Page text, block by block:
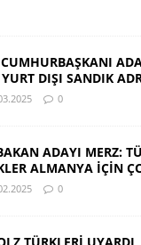
DIŞI SANDIK
0
ADAYI MERZ:
ALMANYA İÇİN
0